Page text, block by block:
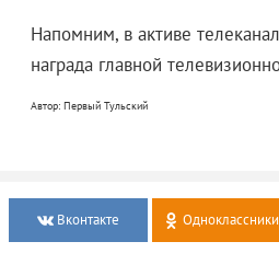
Напомним, в активе
награда главной
Автор: Первый Тульский
Вконтакте Одноклассники